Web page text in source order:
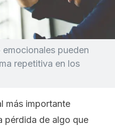
pueden
repetitiva en los
más importante
pérdida de algo que